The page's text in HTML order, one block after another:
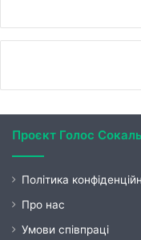
Проєкт Голос
Політика
Про нас
Умови співпраці